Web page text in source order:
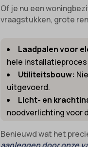
Of je nu een
vraagstukken, grote
Laadpalen voor
hele installatieproces
Utiliteitsbouw:
uitgevoerd.
Licht- en
noodverlichting voor
Benieuwd wat het